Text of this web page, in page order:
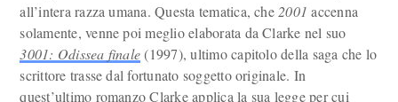
all’intera razza umana. Questa tematica, che 2001 accenna
solamente, venne poi meglio elaborata da Clarke nel suo
3001: Odissea finale(1997), ultimo capitolo della saga che lo
scrittore trasse dal fortunato soggetto originale. In
quest’ultimo romanzo Clarke applica la sua legge per cui